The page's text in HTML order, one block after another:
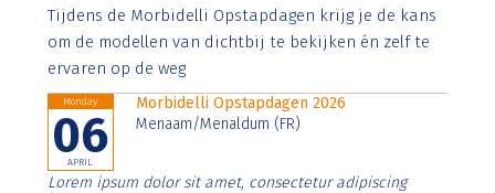
Aenean faucibus nibh et justo cursus id rutrum lorem
imperdiet. Nunc ut sem vitae risus tristique posuere.
Tijdens de Morbidelli Opstapdagen krijg je de kans
om de modellen van dichtbij te bekijken én zelf te
ervaren op de weg
Monday
06
APRIL
Morbidelli Opstapdagen 2026
Menaam/Menaldum (FR)
Lorem ipsum dolor sit amet, consectetur adipiscing